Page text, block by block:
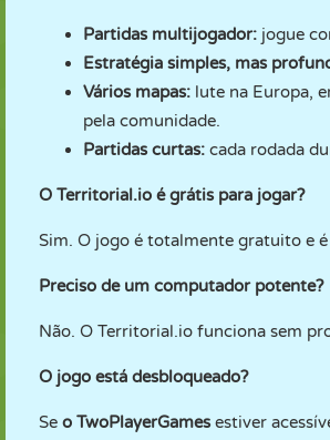
Partidas multijogador: jogue
Estratégia simples, mas
Vários mapas: lute na Europa,
pela comunidade.
Partidas curtas: cada rodada
O Territorial.io é grátis para jogar?
Sim. O jogo é totalmente gratuito e
Preciso de um computador potente?
Não. O Territorial.io funciona sem
O jogo está desbloqueado?
Se o TwoPlayerGamesestiver